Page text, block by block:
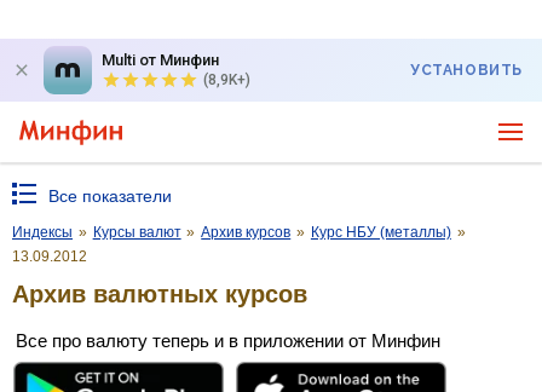
Multi от Минфин
(8,9K+)
УСТАНОВИТЬ
Все показатели
Индексы » Курсы валют » Архив курсов » Курс НБУ (металлы) »
13.09.2012
Архив валютных курсов
Все про валюту теперь и в приложении от Минфин